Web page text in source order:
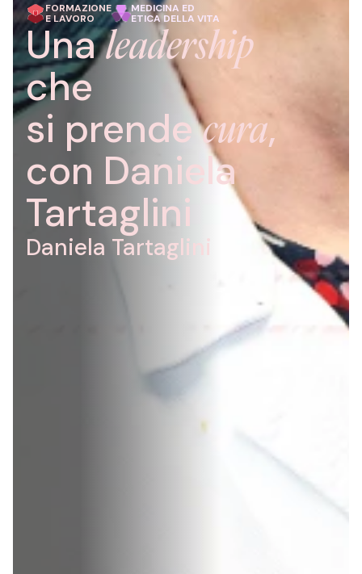
FORMAZIONE
E LAVORO
MEDICINA ED
ETICA DELLA VITA
Unaleadership
che
si prendecura,
con Daniela
Tartaglini
Daniela Tartaglini